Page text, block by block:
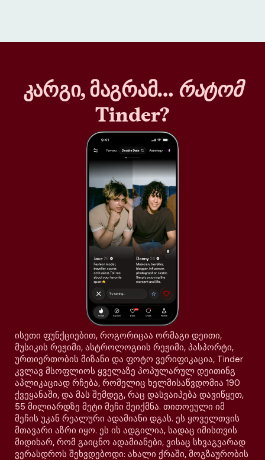
კარგი, მაგრამ… რატომ
Tinder?
ისეთი ფუნქციებით, როგორიცაა ორმაგი დეითი,
მუსიკის რეჟიმი, ასტროლოგიის რეჟიმი, პასპორტი,
ურთიერთობის მიზანი და ფოტო ვერიფიკაცია, Tinder
კვლავ მსოფლიოს ყველაზე პოპულარულ დეითინგ
აპლიკაციად რჩება, რომელიც ხელმისაწვდომია 190
ქვეყანაში, და მას შემდეგ, რაც დასვაიპება დავიწყეთ,
55 მილიარდზე მეტი მეჩი შეიქმნა. თითოეული იმ
მეჩის უკან რეალური ადამიანი დგას. ეს ყოველთვის
მთავარი აზრი იყო. ეს ის ადგილია, სადაც იმისთვის
მიდიხარ, რომ გაიცნო ადამიანები, ვისაც სხვაგვარად
ვერასდროს შეხვდებოდი: ახალი ქრაში, მოგზაურობის